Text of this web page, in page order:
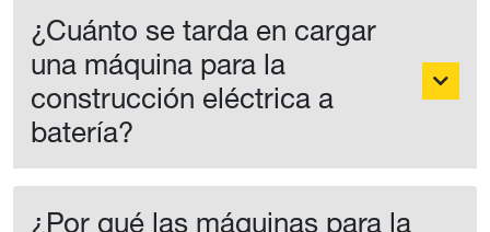
¿Cuánto se tarda en cargar
una máquina para la
construcción eléctrica a
batería?